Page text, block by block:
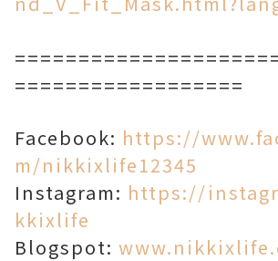
==================
Facebook: https://
m/nikkixlife12345
Instagram: https://
kkixlife
Blogspot: